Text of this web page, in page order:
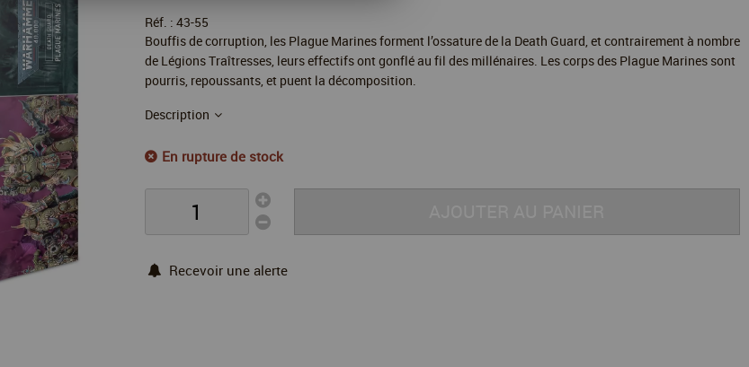
Réf. : 43-55
Bouffis de corruption, les Plague Marines forment l’ossature de la Death Guard, et contrairement à nombre
de Légions Traîtresses, leurs effectifs ont gonflé au fil des millénaires. Les corps des Plague Marines sont
pourris, repoussants, et puent la décomposition.
Description
En rupture de stock
Recevoir une alerte